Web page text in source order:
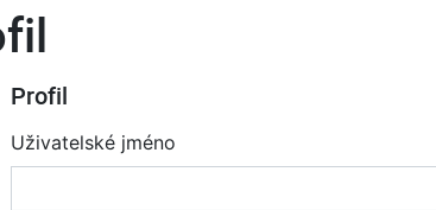
Profil
Uživatelské jméno